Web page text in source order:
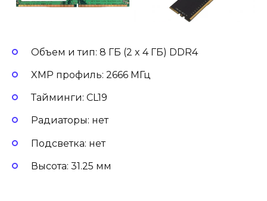
Объем и тип: 8 ГБ (2 x 4 ГБ) DDR4
XMP профиль: 2666 МГц
Тайминги: CL19
Радиаторы: нет
Подсветка: нет
Высота: 31.25 мм